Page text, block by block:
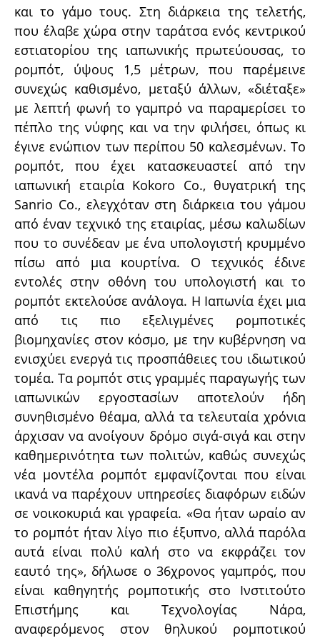
και το γάμο τους. Στη διάρκεια της τελετής,
που έλαβε χώρα στην ταράτσα ενός κεντρικού
εστιατορίου της ιαπωνικής πρωτεύουσας, το
ρομπότ, ύψους 1,5 μέτρων, που παρέμεινε
συνεχώς καθισμένο, μεταξύ άλλων, «διέταξε»
με λεπτή φωνή το γαμπρό να παραμερίσει το
πέπλο της νύφης και να την φιλήσει, όπως κι
έγινε ενώπιον των περίπου 50 καλεσμένων. Το
ρομπότ, που έχει κατασκευαστεί από την
ιαπωνική εταιρία Kokoro Co., θυγατρική της
Sanrio Co., ελεγχόταν στη διάρκεια του γάμου
από έναν τεχνικό της εταιρίας, μέσω καλωδίων
που το συνέδεαν με ένα υπολογιστή κρυμμένο
πίσω από μια κουρτίνα. Ο τεχνικός έδινε
εντολές στην οθόνη του υπολογιστή και το
ρομπότ εκτελούσε ανάλογα. Η Ιαπωνία έχει μια
από τις πιο εξελιγμένες ρομποτικές
βιομηχανίες στον κόσμο, με την κυβέρνηση να
ενισχύει ενεργά τις προσπάθειες του ιδιωτικού
τομέα. Τα ρομπότ στις γραμμές παραγωγής των
ιαπωνικών εργοστασίων αποτελούν ήδη
συνηθισμένο θέαμα, αλλά τα τελευταία χρόνια
άρχισαν να ανοίγουν δρόμο σιγά-σιγά και στην
καθημερινότητα των πολιτών, καθώς συνεχώς
νέα μοντέλα ρομπότ εμφανίζονται που είναι
ικανά να παρέχουν υπηρεσίες διαφόρων ειδών
σε νοικοκυριά και γραφεία. «Θα ήταν ωραίο αν
το ρομπότ ήταν λίγο πιο έξυπνο, αλλά παρόλα
αυτά είναι πολύ καλή στο να εκφράζει τον
εαυτό της», δήλωσε ο 36χρονος γαμπρός, που
είναι καθηγητής ρομποτικής στο Ινστιτούτο
Επιστήμης και Τεχνολογίας Νάρα,
αναφερόμενος στον θηλυκού ρομποτικού